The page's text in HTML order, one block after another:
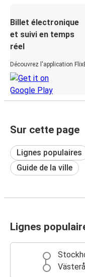
Billet électronique
et suivi en temps
réel
Découvrez l'application
Sur cette page
Lignes populaires
Guide de la ville
Lignes